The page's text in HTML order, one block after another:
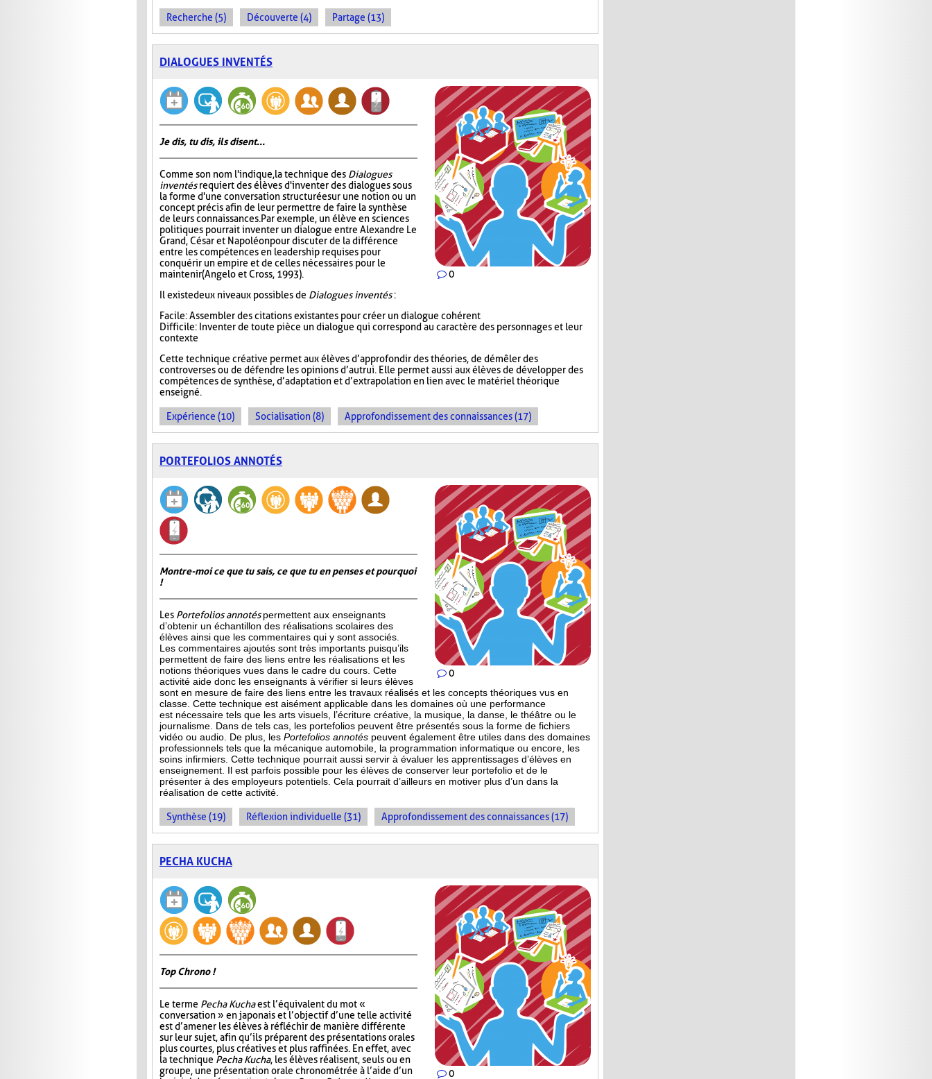
Recherche (5) Découverte (4) Partage (13)
DIALOGUES INVENTÉS
0
Je dis, tu dis, ils disent...
Comme son nom l'indique, la technique des Dialogues
inventésrequiert des élèves d'inventer des dialogues sous
la forme d'une conversation structurée sur une notion ou un
concept précis afin de leur permettre de faire la synthèse
de leurs connaissances. Par exemple, un élève en sciences
politiques pourrait inventer un dialogue entre Alexandre Le
Grand, César et Napoléon pour discuter de la différence
entre les compétences en leadership requises pour
conquérir un empire et de celles nécessaires pour le
maintenir (Angelo et Cross, 1993).
Il existe deux niveaux possibles de Dialogues inventés:
Facile : Assembler des citations existantes pour créer un dialogue cohérent
Difficile : Inventer de toute pièce un dialogue qui correspond au caractère des personnages et leur
contexte
Cette technique créative permet aux élèves d’approfondir des théories, de démêler des
controverses ou de défendre les opinions d’autrui. Elle permet aussi aux élèves de développer des
compétences de synthèse, d’adaptation et d’extrapolation en lien avec le matériel théorique
enseigné.
Expérience (10) Socialisation (8) Approfondissement des connaissances (17)
PORTEFOLIOS ANNOTÉS
0
Montre-moi ce que tu sais, ce que tu en penses et pourquoi
!
Les Portefolios annotés permettent aux enseignants
d’obtenir un échantillon des réalisations scolaires des
élèves ainsi que les commentaires qui y sont associés.
Les commentaires ajoutés sont très importants puisqu’ils
permettent de faire des liens entre les réalisations et les
notions théoriques vues dans le cadre du cours. Cette
activité aide donc les enseignants à vérifier si leurs élèves
sont en mesure de faire des liens entre les travaux réalisés et les concepts théoriques vus en
classe. Cette technique est aisément applicable dans les domaines où une performance
est nécessaire tels que les arts visuels, l’écriture créative, la musique, la danse, le théâtre ou le
journalisme. Dans de tels cas, les portefolios peuvent être présentés sous la forme de fichiers
vidéo ou audio. De plus, les Portefolios annotés peuvent également être utiles dans des domaines
professionnels tels que la mécanique automobile, la programmation informatique ou encore, les
soins infirmiers. Cette technique pourrait aussi servir à évaluer les apprentissages d’élèves en
enseignement. Il est parfois possible pour les élèves de conserver leur portefolio et de le
présenter à des employeurs potentiels. Cela pourrait d’ailleurs en motiver plus d’un dans la
réalisation de cette activité.
Synthèse (19) Réflexion individuelle (31) Approfondissement des connaissances (17)
PECHA KUCHA
0
Top Chrono !
Le terme Pecha Kuchaest l’équivalent du mot «
conversation » en japonais et l’objectif d’une telle activité
est d’amener les élèves à réfléchir de manière différente
sur leur sujet, afin qu’ils préparent des présentations orales
plus courtes, plus créatives et plus raffinées. En effet, avec
la technique Pecha Kucha, les élèves réalisent, seuls ou en
groupe, une présentation orale chronométrée à l’aide d’un